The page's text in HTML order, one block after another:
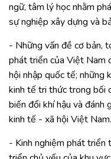
ngữ, tâm lý học nhằm
sự nghiệp xây dựng và
- Những vấn đề cơ bản,
phát triển của Việt Nam
hội nhập quốc tế; những
kinh tế tri thức trong bối
biến đổi khí hậu và đánh
kinh tế - xã hội Việt Nam.
- Kinh nghiệm phát triển